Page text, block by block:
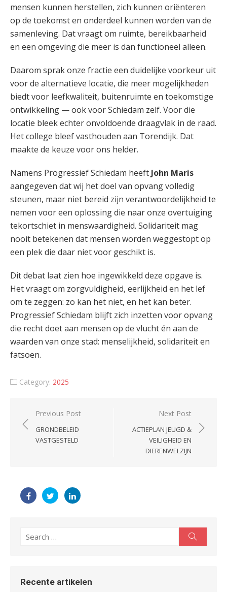
mensen kunnen herstellen, zich kunnen oriënteren
op de toekomst en onderdeel kunnen worden van de
samenleving. Dat vraagt om ruimte, bereikbaarheid
en een omgeving die meer is dan functioneel alleen.
Daarom sprak onze fractie een duidelijke voorkeur uit
voor de alternatieve locatie, die meer mogelijkheden
biedt voor leefkwaliteit, buitenruimte en toekomstige
ontwikkeling — ook voor Schiedam zelf. Voor die
locatie bleek echter onvoldoende draagvlak in de raad.
Het college bleef vasthouden aan Torendijk. Dat
maakte de keuze voor ons helder.
Namens Progressief Schiedam heeft John Maris
aangegeven dat wij het doel van opvang volledig
steunen, maar niet bereid zijn verantwoordelijkheid te
nemen voor een oplossing die naar onze overtuiging
tekortschiet in menswaardigheid. Solidariteit mag
nooit betekenen dat mensen worden weggestopt op
een plek die daar niet voor geschikt is.
Dit debat laat zien hoe ingewikkeld deze opgave is.
Het vraagt om zorgvuldigheid, eerlijkheid en het lef
om te zeggen: zo kan het niet, en het kan beter.
Progressief Schiedam blijft zich inzetten voor opvang
die recht doet aan mensen op de vlucht én aan de
waarden van onze stad: menselijkheid, solidariteit en
fatsoen.
Category: 2025
Post
navigation
Previous Post
GRONDBELEID
VASTGESTELD
Next Post
ACTIEPLAN JEUGD &
VEILIGHEID EN
DIERENWELZIJN
for:
Recente artikelen